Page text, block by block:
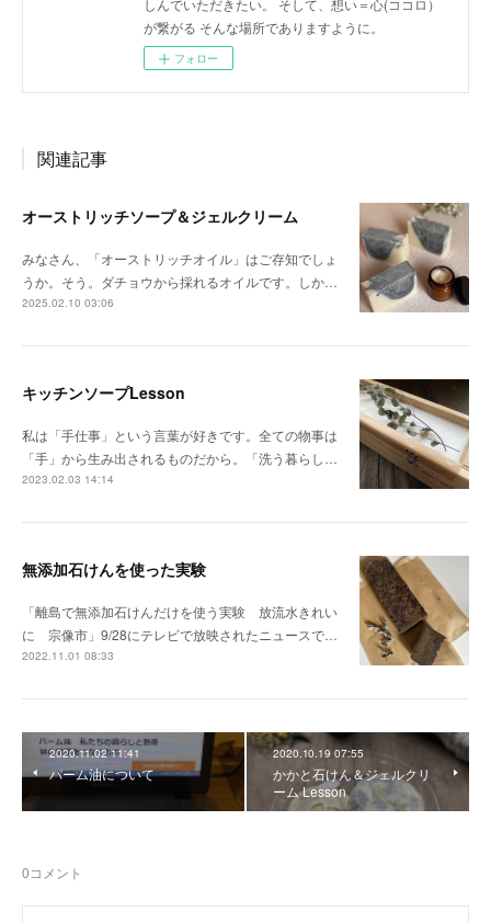
しんでいただきたい。 そして、想い＝心(ココロ）
が繋がる そんな場所でありますように。
フォロー
関連記事
オーストリッチソープ＆ジェルクリーム
みなさん、「オーストリッチオイル」はご存知でしょ
うか。そう。ダチョウから採れるオイルです。しか…
2025.02.10 03:06
キッチンソープLesson
私は「手仕事」という言葉が好きです。全ての物事は
「手」から生み出されるものだから。「洗う暮らし…
2023.02.03 14:14
無添加石けんを使った実験
「離島で無添加石けんだけを使う実験 放流水きれい
に 宗像市」9/28にテレビで放映されたニュースで…
2022.11.01 08:33
2020.11.02 11:41
パーム油について
2020.10.19 07:55
かかと石けん＆ジェルクリ
ーム Lesson
0コメント